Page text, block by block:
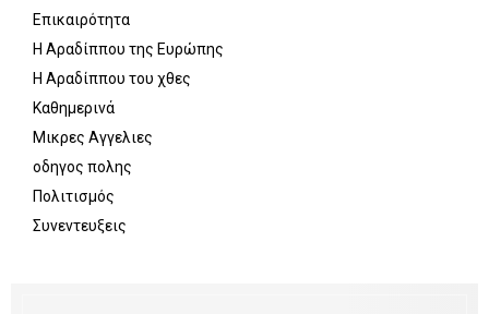
Επικαιρότητα
Η Αραδίππου της Ευρώπης
Η Αραδίππου του χθες
Καθημερινά
Μικρες Αγγελιες
οδηγος πολης
Πολιτισμός
Συνεντευξεις